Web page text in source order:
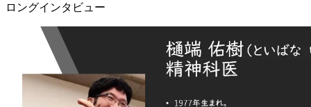
ロングインタビュー